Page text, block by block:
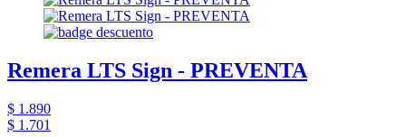
Remera LTS Sign - PREVENTA
$ 1.890
$ 1.701